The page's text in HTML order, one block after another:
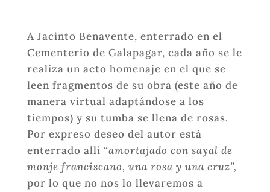
A Jacinto Benavente, enterrado en el
Cementerio de Galapagar, cada año se le
realiza un acto homenaje en el que se
leen fragmentos de su obra (este año de
manera virtual adaptándose a los
tiempos) y su tumba se llena de rosas.
Por expreso deseo del autor está
enterrado allí “amortajado con sayal de
monje franciscano, una rosa y una cruz”,
por lo que no nos lo llevaremos a